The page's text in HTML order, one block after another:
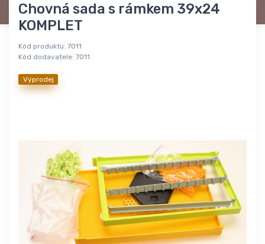
Chovná sada s rámkem 39x24
KOMPLET
Kód produktu: 7011
Kód dodavatele: 7011
Výprodej